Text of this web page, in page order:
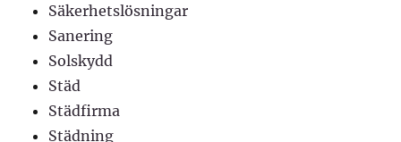
Säkerhetslösningar
Sanering
Solskydd
Städ
Städfirma
Städning